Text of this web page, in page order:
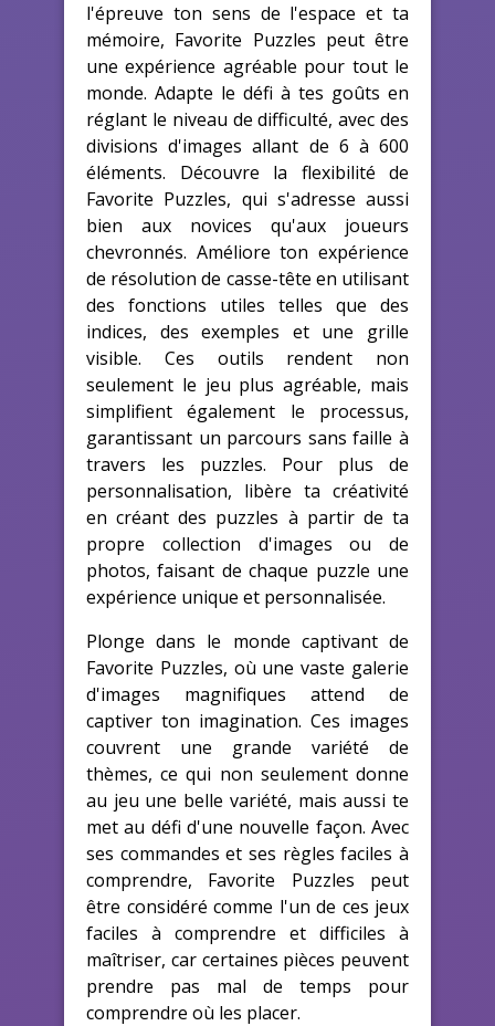
l'épreuve ton sens de l'espace et ta
mémoire, Favorite Puzzles peut être
une expérience agréable pour tout le
monde. Adapte le défi à tes goûts en
réglant le niveau de difficulté, avec des
divisions d'images allant de 6 à 600
éléments. Découvre la flexibilité de
Favorite Puzzles, qui s'adresse aussi
bien aux novices qu'aux joueurs
chevronnés. Améliore ton expérience
de résolution de casse-tête en utilisant
des fonctions utiles telles que des
indices, des exemples et une grille
visible. Ces outils rendent non
seulement le jeu plus agréable, mais
simplifient également le processus,
garantissant un parcours sans faille à
travers les puzzles. Pour plus de
personnalisation, libère ta créativité
en créant des puzzles à partir de ta
propre collection d'images ou de
photos, faisant de chaque puzzle une
expérience unique et personnalisée.
Plonge dans le monde captivant de
Favorite Puzzles, où une vaste galerie
d'images magnifiques attend de
captiver ton imagination. Ces images
couvrent une grande variété de
thèmes, ce qui non seulement donne
au jeu une belle variété, mais aussi te
met au défi d'une nouvelle façon. Avec
ses commandes et ses règles faciles à
comprendre, Favorite Puzzles peut
être considéré comme l'un de ces jeux
faciles à comprendre et difficiles à
maîtriser, car certaines pièces peuvent
prendre pas mal de temps pour
comprendre où les placer.